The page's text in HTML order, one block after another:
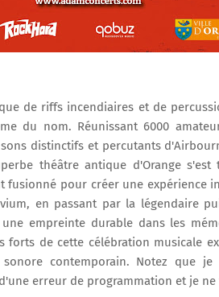
de riffs incendiaires et de
du nom. Réunissant 6000
distinctifs et percutants
théâtre antique d'Orange
pour créer une expérience
en passant par la légendaire
empreinte durable dans les
forts de cette célébration musicale
contemporain. Notez que
erreur de programmation et je